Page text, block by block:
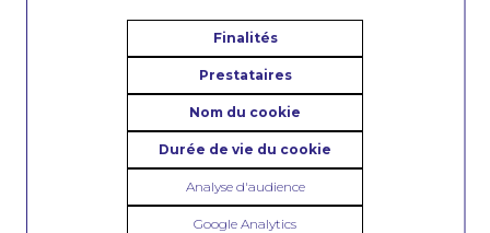
Finalités
Prestataires
Nom du cookie
Durée de vie du cookie
Analyse d'audience
Google Analytics